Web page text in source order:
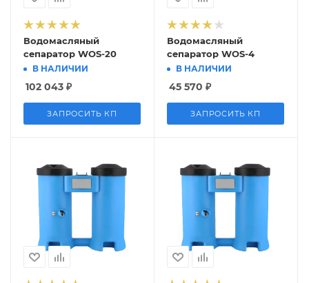
Водомасляный
сепаратор WOS-20
В НАЛИЧИИ
102 043 ₽
ЗАПРОСИТЬ КП
Водомасляный
сепаратор WOS-4
В НАЛИЧИИ
45 570 ₽
ЗАПРОСИТЬ КП